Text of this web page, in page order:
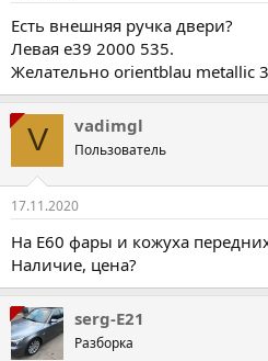
Есть внешняя ручка двери?
Левая е39 2000 535.
Желательно orientblau metallic
V vadimgl
Пользователь
17.11.2020
На Е60 фары и кожуха
Наличие, цена?
serg-E21
Разборка